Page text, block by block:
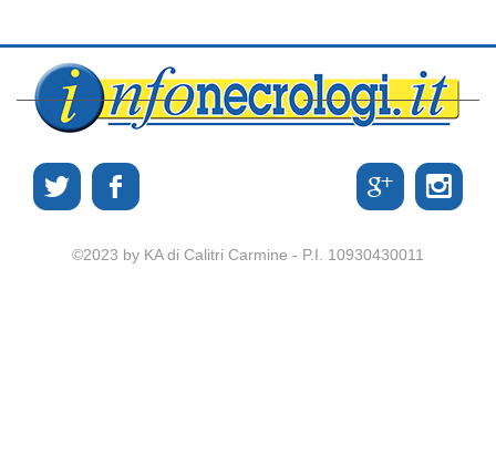
©2023 by KA di Calitri Carmine - P.I. 10930430011